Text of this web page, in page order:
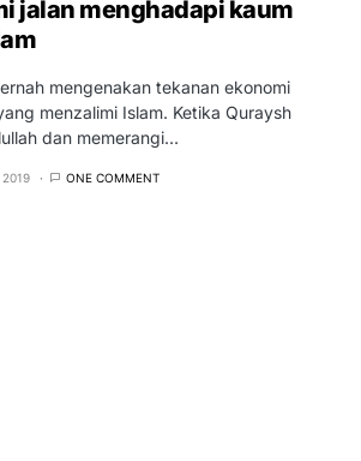
jalan menghadapi kaum
mengenakan tekanan ekonomi
menzalimi Islam. Ketika Quraysh
dan memerangi…
2019 ONE COMMENT